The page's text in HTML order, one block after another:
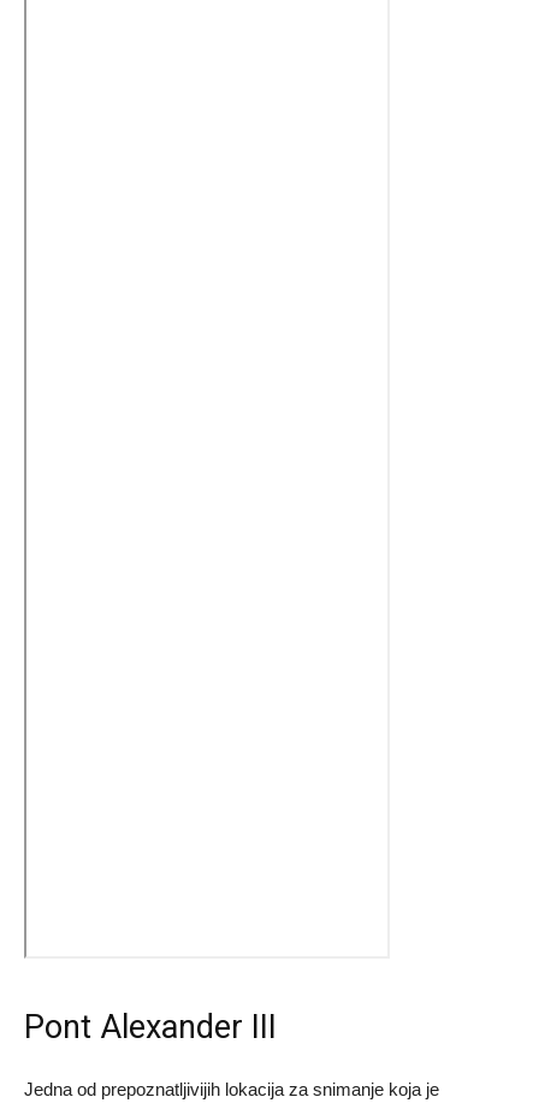
Pont Alexander III
Jedna od prepoznatljivijih lokacija za snimanje koja je